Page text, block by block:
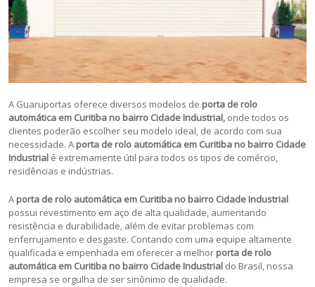
A Guaruportas oferece diversos modelos de porta de rolo
automática em Curitiba no bairro Cidade Industrial, onde todos os
clientes poderão escolher seu modelo ideal, de acordo com sua
necessidade. A porta de rolo automática em Curitiba no bairro Cidade
Industrial é extremamente útil para todos os tipos de comércio,
residências e indústrias.
A porta de rolo automática em Curitiba no bairro Cidade Industrial
possui revestimento em aço de alta qualidade, aumentando
resistência e durabilidade, além de evitar problemas com
enferrujamento e desgaste. Contando com uma equipe altamente
qualificada e empenhada em oferecer a melhor porta de rolo
automática em Curitiba no bairro Cidade Industrial do Brasil, nossa
empresa se orgulha de ser sinônimo de qualidade.